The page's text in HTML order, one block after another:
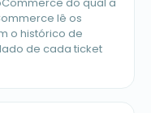
lê os
o histórico de
de cada ticket